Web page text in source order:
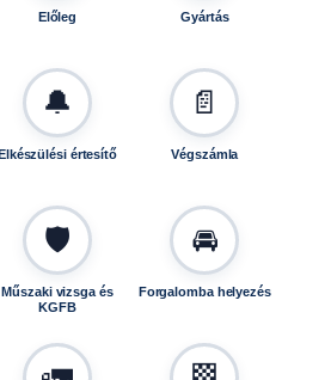
Előleg Gyártás
🔔
értesítő
📄
Végszámla
🛡️
Műszaki vizsga és
KGFB
🚘
Forgalomba helyezés